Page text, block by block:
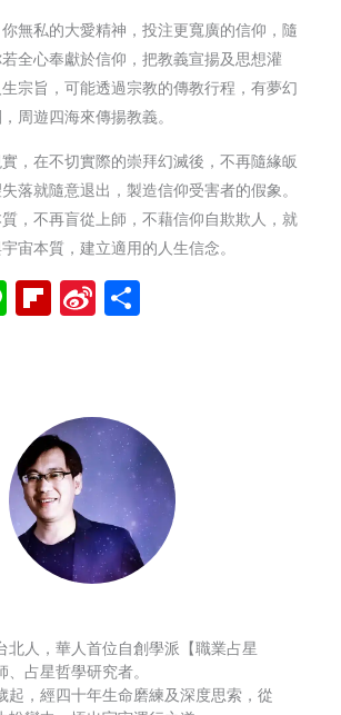
無私的大愛精神，投注更寬廣的信仰，隨
全心奉獻於信仰，把教義宣揚及思想灌
宗旨，可能透過宗教的傳教行程，有夢幻
周遊四海來傳揚教義。
，在不切實際的崇拜幻滅後，不再隨緣皈
落就隨意退出，製造信仰受害者的假象。
，不再盲從上師，不藉信仰自欺欺人，就
宙本質，建立適用的人生信念。
LineFlipboard
Sina
北人，華人首位自創學派【職業占星
占星哲學研究者。
起，經四十年生命磨練及深度思索，從